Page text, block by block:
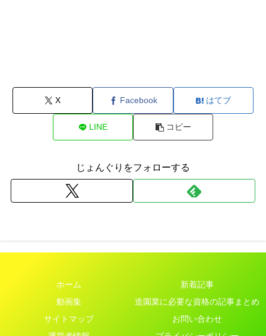
X Facebook はてブ
LINE コピー
じょんぐりをフォローする
ホーム
新着記事
動画集
造園業に必要な資格の記事まとめ
サイトマップ
お問い合わせ